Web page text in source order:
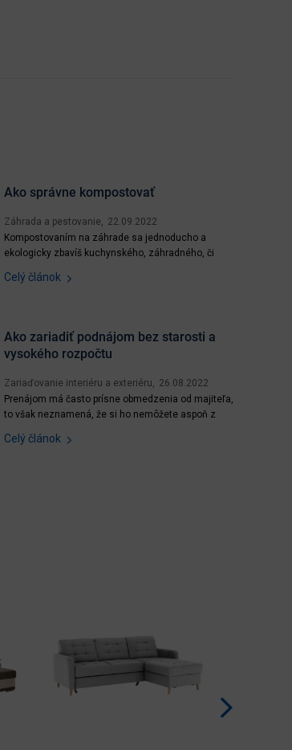
Ako správne kompostovať
Záhrada a pestovanie
22.09.2022
Kompostovaním na záhrade sa jednoducho a
ekologicky zbavíš kuchynského, záhradného, či
odvoz a získaš kvalitný kompost, ktorý prospeje
humusové látky prospešné...
Celý článok
Ako zariadiť podnájom bez starosti a
vysokého rozpočtu
Zariaďovanie interiéru a exteriéru
26.08.2022
Prenájom má často prísne obmedzenia od majiteľa,
to však neznamená, že si ho nemôžete aspoň z
veľmi ovplyvňuje to, ako sa cítite. Poďte sa
Celý článok